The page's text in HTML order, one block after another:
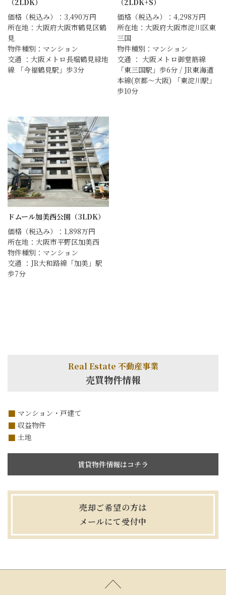
（2LDK）
価格（税込み）：3,490万円
所在地：大阪府大阪市鶴見区鶴
見
物件種別：マンション
交通 ：大阪メトロ長堀鶴見緑地
線 「今福鶴見駅」歩3分
（2LDK+S）
価格（税込み）：4,298万円
所在地：大阪府大阪市淀川区東
三国
物件種別：マンション
交通 ： 大阪メトロ御堂筋線
「東三国駅」歩6分 / JR東海道
本線(京都～大阪) 「東淀川駅」
歩10分
ドムール加美西公園（3LDK）
価格（税込み）：1,898万円
所在地：大阪市平野区加美西
物件種別：マンション
交通 ：JR大和路線「加美」駅
歩7分
Real Estate 不動産事業
売買物件情報
マンション・戸建て
収益物件
土地
賃貸物件情報はコチラ
売却ご希望の方は
メールにて受付中